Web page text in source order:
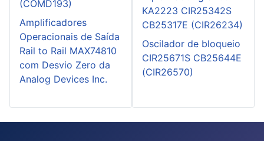
(COMD193)
Amplificadores
Operacionais de Saída
Rail to Rail MAX74810
com Desvio Zero da
Analog Devices Inc.
KA2223 CIR25342S
CB25317E (CIR26234)
Oscilador de bloqueio
CIR25671S CB25644E
(CIR26570)